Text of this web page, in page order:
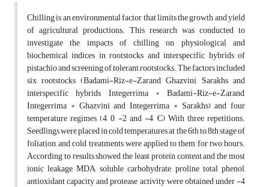
Chilling is an environmental factor that limits the growth and yield
of agricultural productions. This research was conducted to
investigate the impacts of chilling on physiological and
biochemical indices in rootstocks and interspecific hybrids of
pistachio and screening of tolerant rootstocks. The factors included
six rootstocks (Badami-Riz-e-Zarand, Ghazvini, Sarakhs and
interspecific hybrids Integerrima × Badami-Riz-e-Zarand,
Integerrima × Ghazvini and Integerrima × Sarakhs) and four
temperature regimes (4, 0, -2 and -4 °C) With three repetitions.
Seedlings were placed in cold temperatures at the 6th to 8th stage of
foliation, and cold treatments were applied to them for two hours.
According to results showed the least protein content and the most
ionic leakage, MDA, soluble carbohydrate, proline, total phenol,
antioxidant capacity and protease activity were obtained under -4